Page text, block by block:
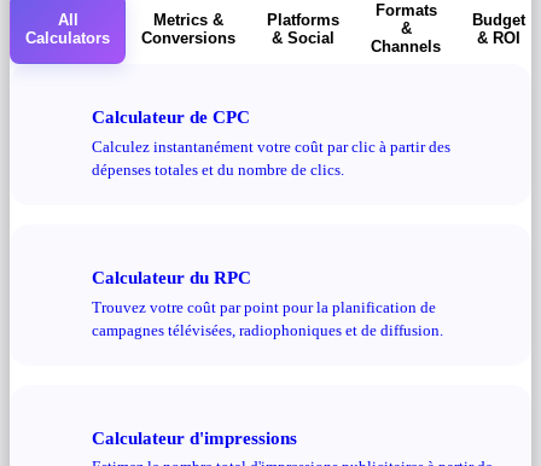
All
Calculators
Metrics &
Conversions
Platforms
& Social
Formats
&
Channels
Budget
& ROI
Calculateur de CPC
Calculez instantanément votre coût par clic à partir des
dépenses totales et du nombre de clics.
Calculateur du RPC
Trouvez votre coût par point pour la planification de
campagnes télévisées, radiophoniques et de diffusion.
Calculateur d'impressions